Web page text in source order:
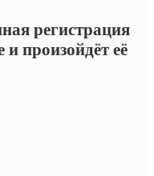
регистрация
произойдёт её